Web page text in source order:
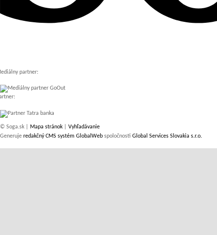
partner:
© Soga.sk | Mapa stránok
Vyhľadávanie
Generuje redakčný CMS systém GlobalWeb spoločnosti Global Services Slovakia s.r.o.